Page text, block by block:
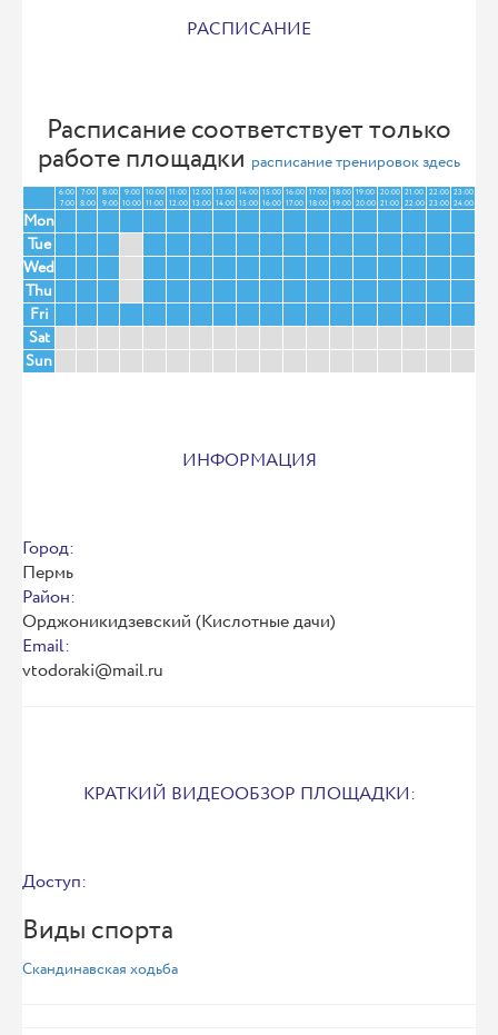
РАСПИСАНИЕ
Расписание соответствует только
работе площадки расписание тренировок здесь
6:00
7:00
7:00
8:00
8:00
9:00
9:00
10:00
10:00
11:00
11:00
12:00
12:00
13:00
13:00
14:00
14:00
15:00
15:00
16:00
16:00
17:00
17:00
18:00
18:00
19:00
19:00
20:00
20:00
21:00
21:00
22:00
22:00
23:00
23:00
24:00
Mon
Tue
Wed
Thu
Fri
Sat
Sun
ИНФОРМАЦИЯ
Город:
Пермь
Район:
Орджоникидзевский (Кислотные дачи)
Email:
vtodoraki@mail.ru
КРАТКИЙ ВИДЕООБЗОР ПЛОЩАДКИ:
Доступ:
Виды спорта
Скандинавская ходьба